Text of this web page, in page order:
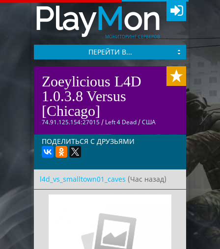
PlayMon
МОНИТОРИНГ СЕРВЕРОВ
ПЕРЕЙТИ В...
Zoeylicious L4D
1.0.3.8 Versus
[Chicago]
74.91.125.154:27015 / Left 4 Dead /США
ПОДЕЛИТЬСЯ С ДРУЗЬЯМИ
l4d_vs_smalltown01_caves (Час назад)